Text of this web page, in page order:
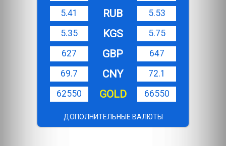
5.41
RUB
5.53
5.35
KGS
5.75
627
GBP
647
69.7
CNY
72.1
62550
GOLD 66550
ДОПОЛНИТЕЛЬНЫЕ ВАЛЮТЫ